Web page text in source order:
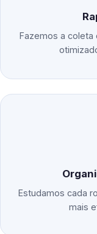
Fazemos a
Estudamos cada
mais